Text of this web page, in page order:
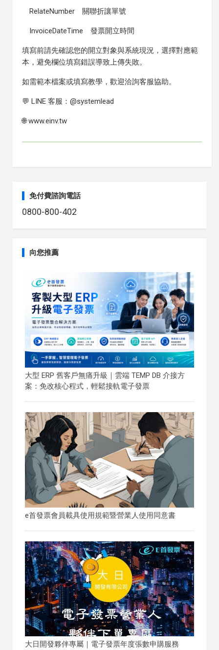
RelateNumber 關聯折讓單號
InvoiceDateTime 發票開立時間
填寫前請先確認您的開立對象與系統現況，選擇對應範
本，避免欄位填寫錯誤導致上傳失敗。
如需範本檔案或填寫教學，歡迎洽詢客服協助。
💬 LINE 客服：@systemlead
🌐 www.einv.tw
免付費諮詢電話
0800-800-402
向您推薦
大型 ERP 舊客戶無痛升級｜雲端 TEMP DB 介接方
案：免改核心程式，輕鬆接軌電子發票
e首發票會員載具使用規範暨營業人使用同意書
大日開發夥伴專屬｜電子發票年度張數申購服務